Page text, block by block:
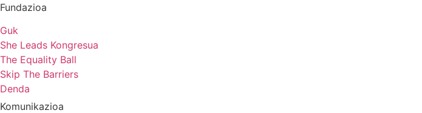
Fundazioa
Guk
She Leads Kongresua
The Equality Ball
Skip The Barriers
Denda
Komunikazioa